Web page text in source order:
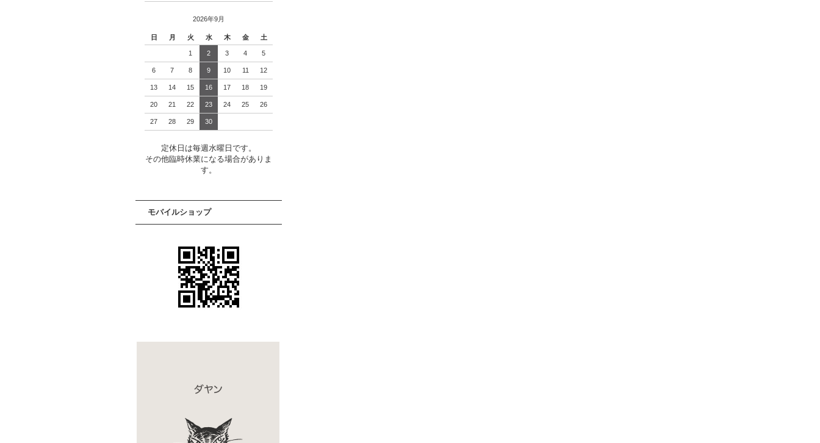
2026年9月
日 月 火 水 木 金 土
1 2 3 4 5
6 7 8 9 10 11 12
13 14 15 16 17 18 19
20 21 22 23 24 25 26
27 28 29 30
定休日は毎週水曜日です。
その他臨時休業になる場合がありま
す。
モバイルショップ